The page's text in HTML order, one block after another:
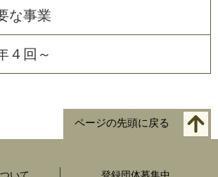
な事業
４回～
ページの先頭に戻る